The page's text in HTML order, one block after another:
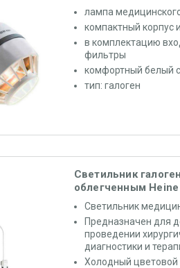
лампа
компактный корпус
в комплектацию
фильтры
комфортный белый
тип: галоген
Светильник
облегченным Heine
Светильник
Предназначен для
проведении
диагностики и
Холодный цветовой